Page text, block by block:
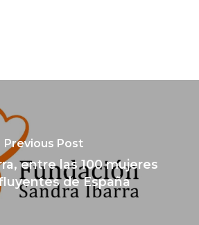
Previous Post
entre las 100 mujeres
de España